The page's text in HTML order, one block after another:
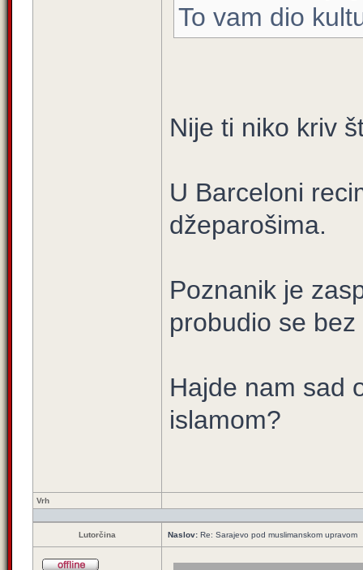
To vam dio
Nije ti niko kriv
U Barceloni
džeparošima.
Poznanik je
probudio se
Hajde nam sad
islamom?
Vrh
Lutorčina Naslov: Re: Sarajevo pod muslimanskom upravom